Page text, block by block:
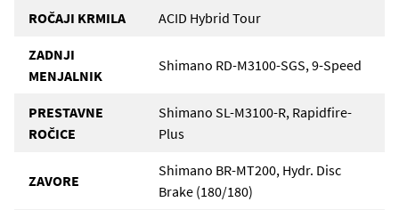
ROČAJI KRMILA ACID Hybrid Tour
ZADNJI
MENJALNIK
Shimano RD-M3100-SGS, 9-Speed
PRESTAVNE
ROČICE
Shimano SL-M3100-R, Rapidfire-
Plus
ZAVORE
Shimano BR-MT200, Hydr. Disc
Brake (180/180)